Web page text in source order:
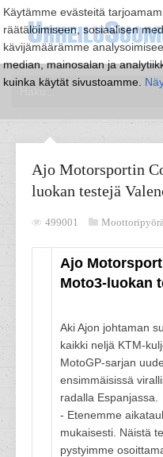
Käytämme evästeitä
räätälöimiseen, sosiaalisen
kävijämäärämme
median, mainosalan ja
kuinka käytät sivustoamme.
Ajo Motorsportin
luokan testejä
499001
Ajo
Moto3-luokan
Aki Ajon johtaman
kaikki neljä KTM-
MotoGP-sarjan
ensimmäisissä
radalla Espanjassa.
- Etenemme
mukaisesti. Näistä
pystyimme